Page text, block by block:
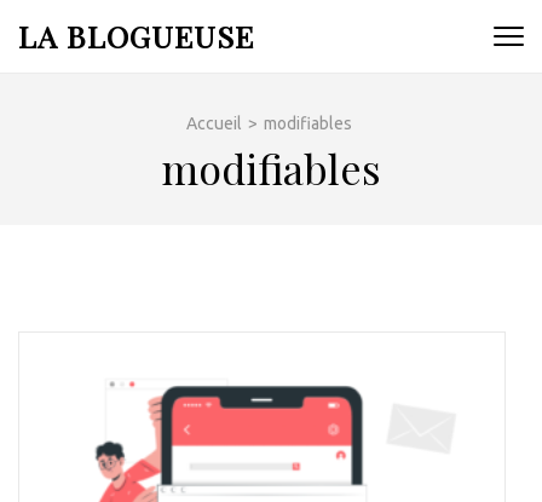
auLA BLOGUEUSE
Accueil > modifiables
modifiables